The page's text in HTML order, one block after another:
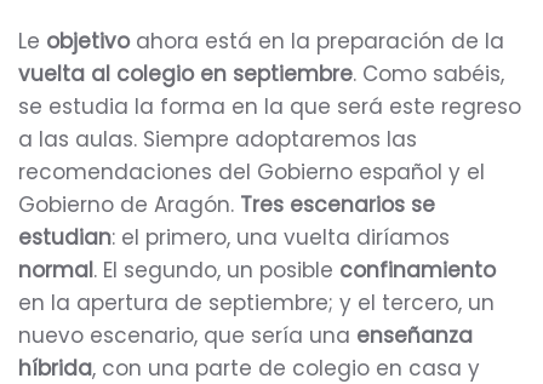
Le objetivoahora está en la preparación de la
vuelta al colegio en septiembre. Como sabéis,
se estudia la forma en la que será este regreso
a las aulas. Siempre adoptaremos las
recomendaciones del Gobierno español y el
Gobierno de Aragón. Tres escenarios se
estudian: el primero, una vuelta diríamos
normal. El segundo, un posible confinamiento
en la apertura de septiembre; y el tercero, un
nuevo escenario, que sería una enseñanza
híbrida, con una parte de colegio en casa y